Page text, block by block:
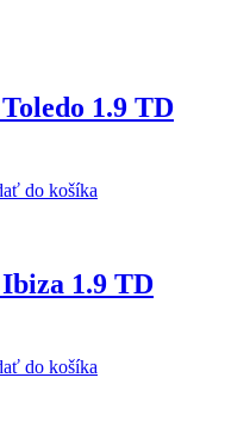
1.9 TD
do košíka
1.9 TD
do košíka